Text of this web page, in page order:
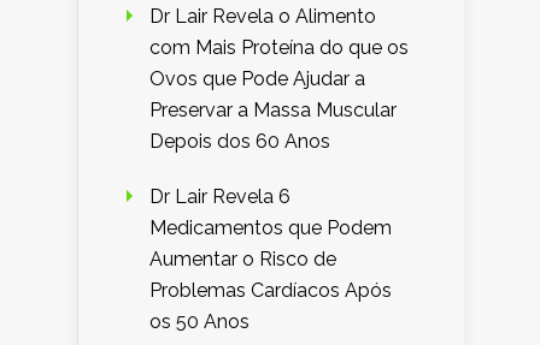
Dr Lair Revela o Alimento
com Mais Proteína do que os
Ovos que Pode Ajudar a
Preservar a Massa Muscular
Depois dos 60 Anos
Dr Lair Revela 6
Medicamentos que Podem
Aumentar o Risco de
Problemas Cardíacos Após
os 50 Anos